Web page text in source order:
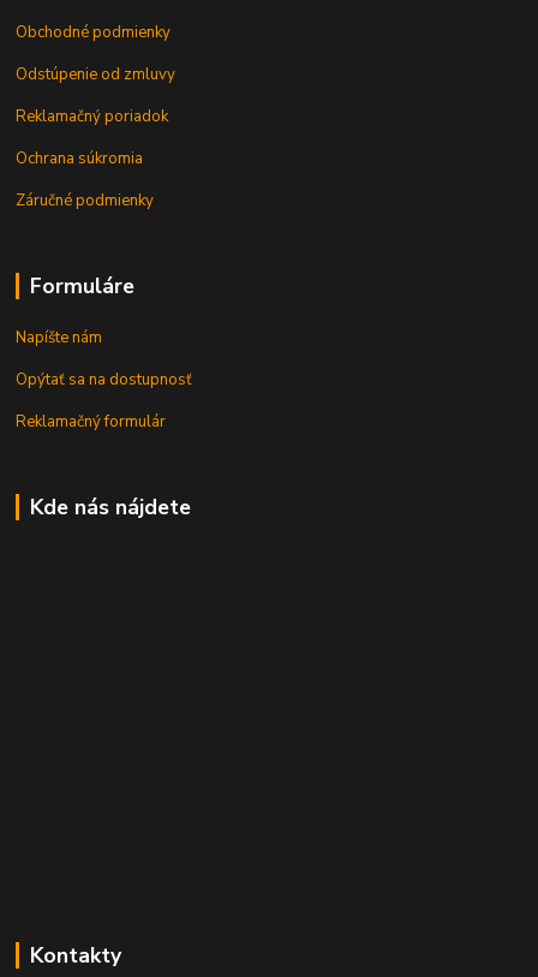
Obchodné podmienky
Odstúpenie od zmluvy
Reklamačný poriadok
Ochrana súkromia
Záručné podmienky
Formuláre
Napíšte nám
Opýtať sa na dostupnosť
Reklamačný formulár
Kde nás nájdete
Kontakty